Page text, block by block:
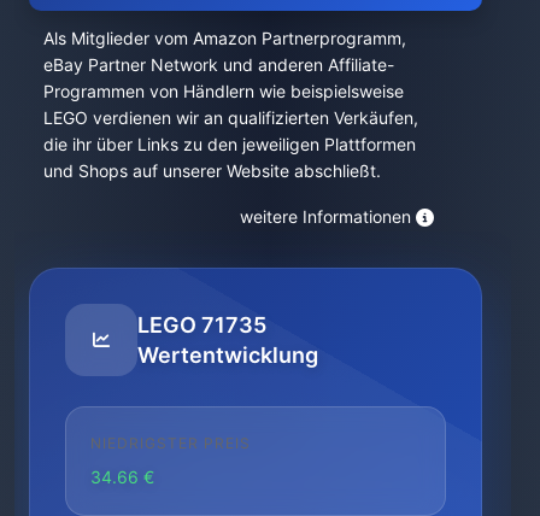
Als Mitglieder vom Amazon Partnerprogramm,
eBay Partner Network und anderen Affiliate-
Programmen von Händlern wie beispielsweise
LEGO verdienen wir an qualifizierten Verkäufen,
die ihr über Links zu den jeweiligen Plattformen
und Shops auf unserer Website abschließt.
weitere Informationen
LEGO 71735
Wertentwicklung
NIEDRIGSTER PREIS
34.66 €